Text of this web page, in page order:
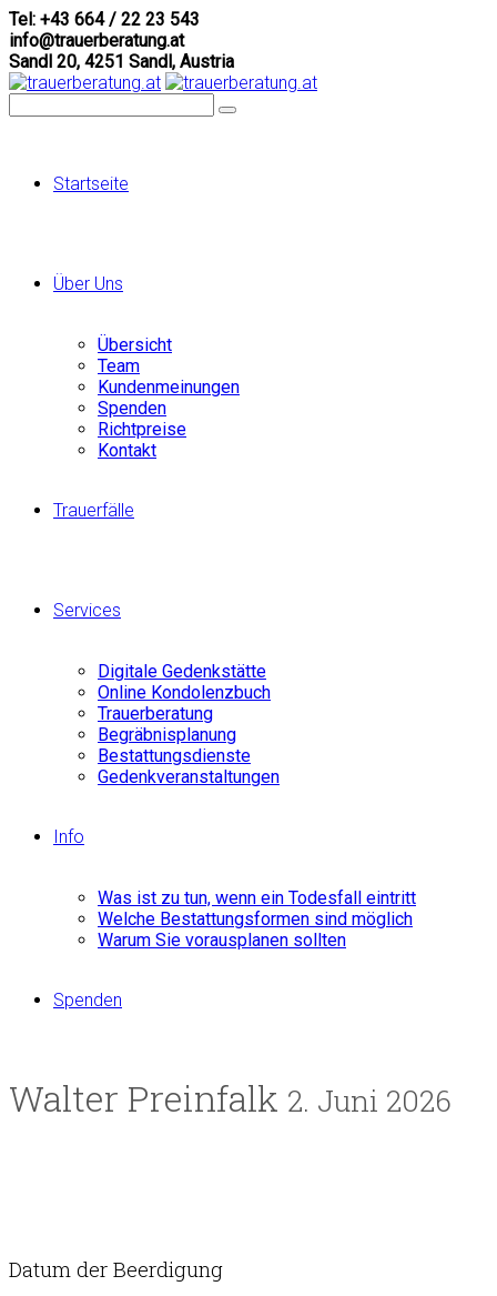
Tel: +43 664 / 22 23 543
info@trauerberatung.at
Sandl 20, 4251 Sandl, Austria
Startseite
Über Uns
Übersicht
Team
Kundenmeinungen
Spenden
Richtpreise
Kontakt
Trauerfälle
Services
Digitale Gedenkstätte
Online Kondolenzbuch
Trauerberatung
Begräbnisplanung
Bestattungsdienste
Gedenkveranstaltungen
Info
Was ist zu tun, wenn ein Todesfall eintritt
Welche Bestattungsformen sind möglich
Warum Sie vorausplanen sollten
Spenden
Walter Preinfalk 2. Juni 2026
Datum der Beerdigung